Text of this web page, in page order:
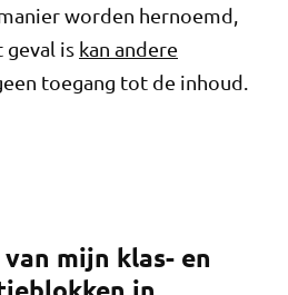
worden hernoemd,
geval is kan andere
toegang tot de inhoud.
mijn klas- en